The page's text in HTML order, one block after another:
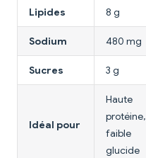
Lipides 8 g
Sodium 480 mg
Sucres 3 g
Idéal pour
Haute
protéine,
faible
glucide